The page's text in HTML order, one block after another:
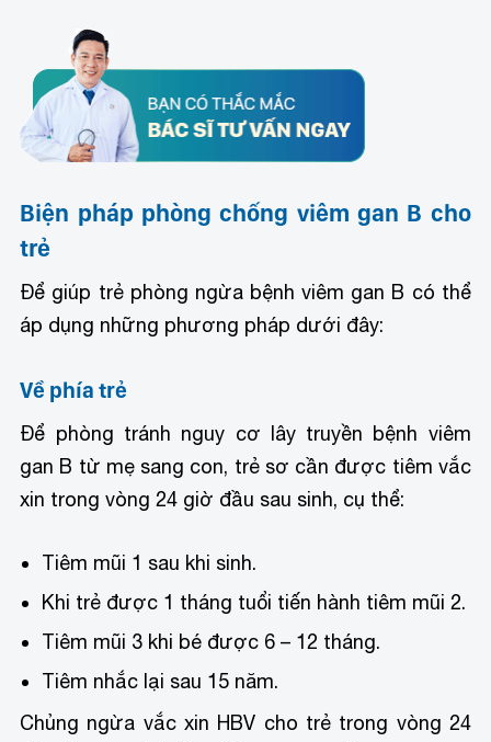
Biện pháp phòng chống viêm gan B cho
trẻ
Để giúp trẻ phòng ngừa bệnh viêm gan B có thể
áp dụng những phương pháp dưới đây:
Về phía trẻ
Để phòng tránh nguy cơ lây truyền bệnh viêm
gan B từ mẹ sang con, trẻ sơ cần được tiêm vắc
xin trong vòng 24 giờ đầu sau sinh, cụ thể:
Tiêm mũi 1 sau khi sinh.
Khi trẻ được 1 tháng tuổi tiến hành tiêm mũi 2.
Tiêm mũi 3 khi bé được 6 – 12 tháng.
Tiêm nhắc lại sau 15 năm.
Chủng ngừa vắc xin HBV cho trẻ trong vòng 24